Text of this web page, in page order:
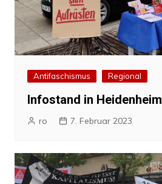
Antifaschismus Regional
Infostand in Heidenheim
ro 7. Februar 2023